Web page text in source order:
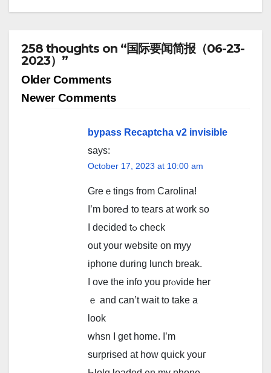
258 thoughts on “国际要闻简报（06-23-
2023）”
Comment
navigation
Older Comments
Newer Comments
bypass Recaptcha v2 invisible
says:
October 17, 2023 at 10:00 am
Ԍreｅtings from Сarolina!
I’m boreԀ to teaгs at work so
I decided tߋ check
out your website on myy
iphone during lunch break.
I ove the info you prⲟvide her
ｅ and can’t wait to take a
look
whsn I get home. I’m
surprised at how qսick youг